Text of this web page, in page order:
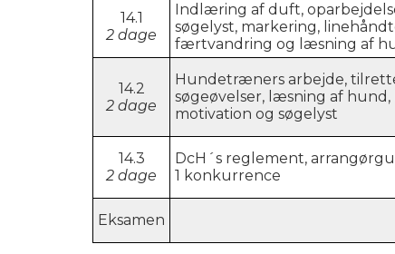
14.1
2 dage
Indlæring af duft,
søgelyst, markering,
færtvandring og læsning af
14.2
2 dage
Hundetræners arbejde,
søgeøvelser, læsning af
motivation og søgelyst
14.3
2 dage
DcH´s reglement,
1 konkurrence
Eksamen